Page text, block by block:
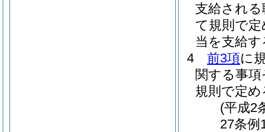
支給され
て規則で
当を支給す
4
前3項に
関する事
規則で定め
(平成2
27条例